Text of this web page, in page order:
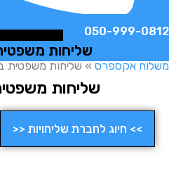
050-999-
שליחות משפטית
אקספרס»שליחות משפטית
שליחות משפטית
>> חיוג לחברת שליחויות <<